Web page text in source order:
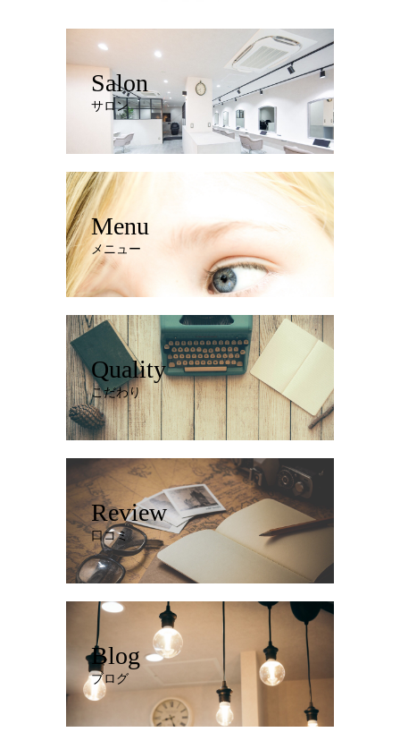
Salon
サロン
Menu
メニュー
Quality
こだわり
Review
口コミ
Blog
ブログ